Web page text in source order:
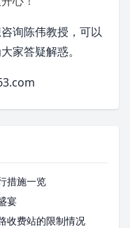
询陈伟教授，可以
家答疑解惑。
措施一览
宴
收费站的限制情况